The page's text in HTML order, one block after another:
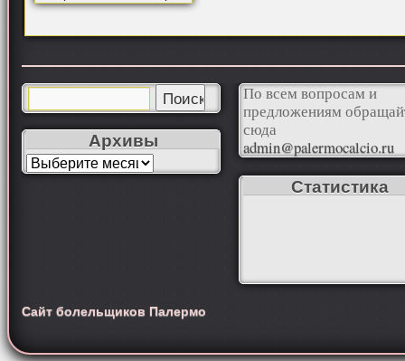
Архивы
По всем вопросам и
предложениям
сюда
admin@palermocalcio.ru
Статистика
Сайт болельщиков Палермо